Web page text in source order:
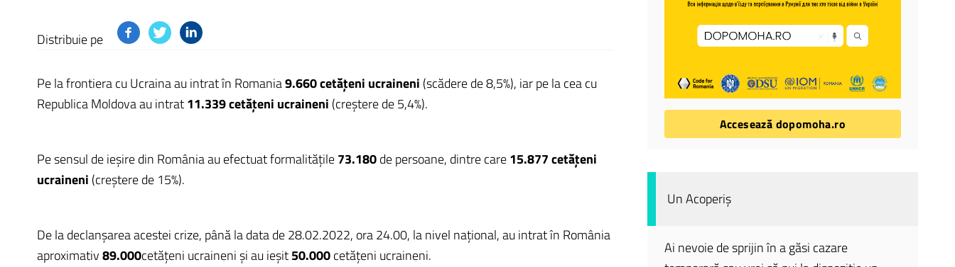
Distribuie pe
Pe la frontiera cu Ucraina au intrat în Romania9.660 cetăţeni ucraineni (scădere de 8,5%), iar pe la cea cu
Republica Moldova au intrat11.339 cetăţeni ucraineni (creştere de 5,4%).
Pe sensul de ieşire din România au efectuat formalităţile73.180de persoane, dintre care15.877 cetăţeni
ucraineni (creştere de 15%).
De la declanşarea acestei crize, până la data de 28.02.2022, ora 24.00, la nivel naţional, au intrat în România
aproximativ89.000cetăţeni ucraineni şi au ieşit50.000cetăţeni ucraineni.
Accesează dopomoha.ro
Un Acoperiș
Ai nevoie de sprijin în a găsi cazare